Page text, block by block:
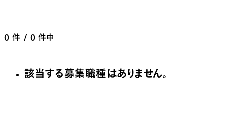
0 件 / 0 件中
該当する募集職種はありません。